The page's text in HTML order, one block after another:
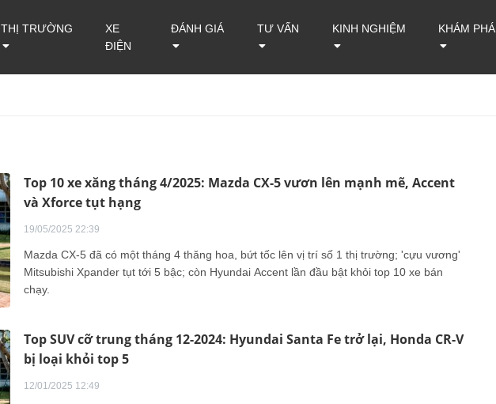
THỊ TRƯỜNG
XE
ĐIỆN
ĐÁNH GIÁ TƯ VẤN KINH NGHIỆM KHÁM PHÁ
Top 10 xe xăng tháng 4/2025: Mazda CX-5 vươn lên mạnh mẽ, Accent
và Xforce tụt hạng
19/05/2025 22:39
Mazda CX-5 đã có một tháng 4 thăng hoa, bứt tốc lên vị trí số 1 thị trường; 'cựu vương'
Mitsubishi Xpander tụt tới 5 bậc; còn Hyundai Accent lần đầu bật khỏi top 10 xe bán
chạy.
Top SUV cỡ trung tháng 12-2024: Hyundai Santa Fe trở lại, Honda CR-V
bị loại khỏi top 5
12/01/2025 12:49